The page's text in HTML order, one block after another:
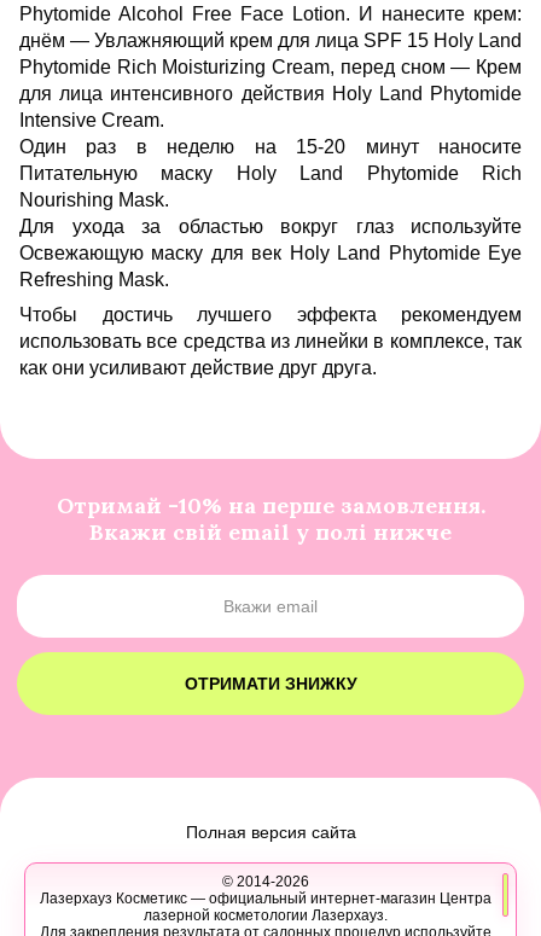
Phytomide Alcohol Free Face Lotion. И нанесите крем:
днём — Увлажняющий крем для лица SPF 15 Holy Land
Phytomide Rich Moisturizing Cream, перед сном — Крем
для лица интенсивного действия Holy Land Phytomide
Intensive Cream.
Один раз в неделю на 15-20 минут наносите
Питательную маску Holy Land Phytomide Rich
Nourishing Mask.
Для ухода за областью вокруг глаз используйте
Освежающую маску для век Holy Land Phytomide Eye
Refreshing Mask.
Чтобы достичь лучшего эффекта рекомендуем
использовать все средства из линейки в комплексе, так
как они усиливают действие друг друга.
Отримай -10% на перше замовлення.
Вкажи свій email у полі нижче
ОТРИМАТИ ЗНИЖКУ
Полная версия сайта
© 2014-2026
Лазерхауз Косметикс — официальный интернет-магазин Центра
лазерной косметологии Лазерхауз.
Для закрепления результата от салонных процедур используйте